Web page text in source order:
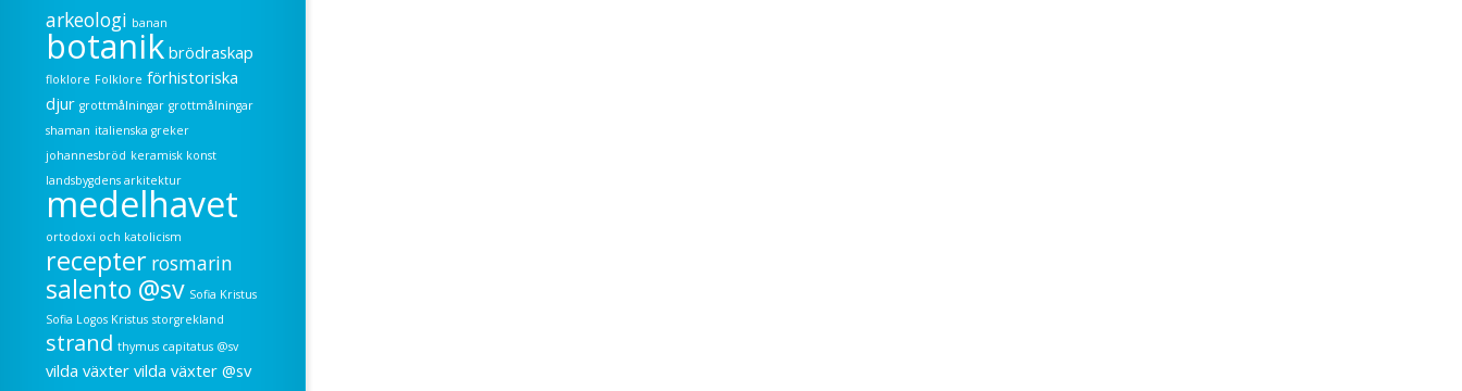
arkeologi banan
botanik brödraskap
floklore Folklore förhistoriska
djur grottmålningar grottmålningar
shaman italienska greker
johannesbröd keramisk konst
landsbygdens arkitektur
medelhavet
ortodoxi och katolicism
recepter rosmarin
salento @sv Sofia Kristus
Sofia Logos Kristus storgrekland
strand thymus capitatus @sv
vilda växter vilda växter @sv